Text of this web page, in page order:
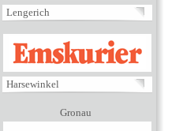
Lengerich
EMSKURIER
Harsewinkel
Gronau